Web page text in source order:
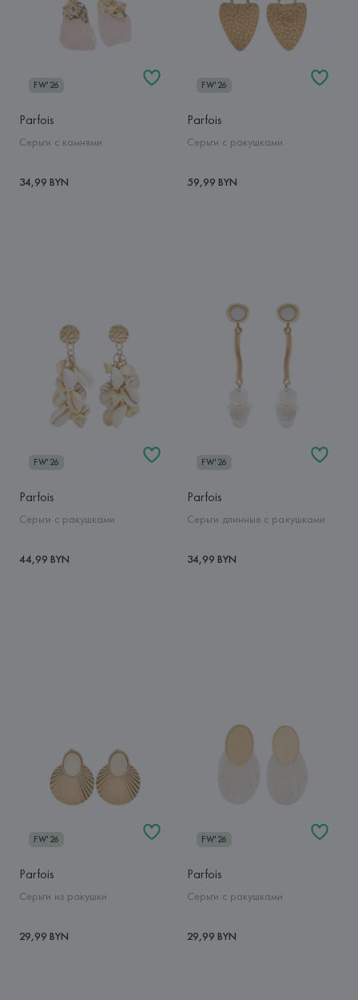
FW'26
Parfois
Серьги с камнями
34,99 BYN
FW'26
Parfois
Серьги с ракушками
59,99 BYN
FW'26
Parfois
Серьги с ракушками
44,99 BYN
FW'26
Parfois
Серьги длинные с ракушками
34,99 BYN
FW'26
Parfois
Серьги из ракушки
29,99 BYN
FW'26
Parfois
Серьги с ракушками
29,99 BYN